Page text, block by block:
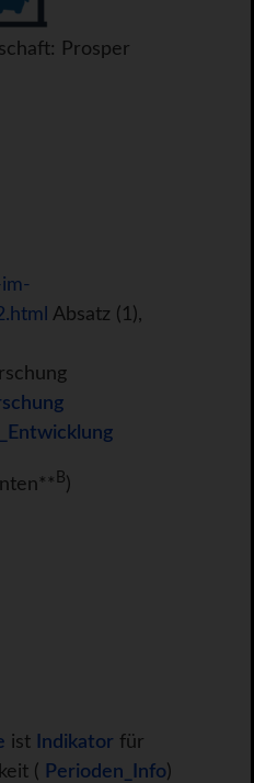
Prosper
Absatz (1),
B)
ist Indikator für
( Perioden_Info)